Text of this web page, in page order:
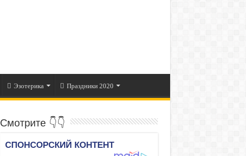
Эзотерика Праздники 2020
Смотрите 👇👇